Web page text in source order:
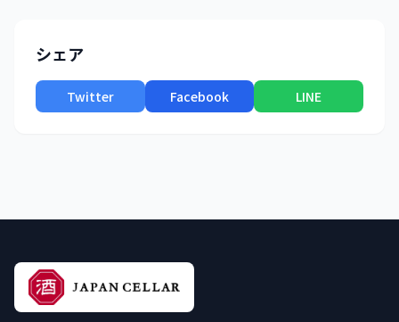
シェア
Twitter Facebook LINE